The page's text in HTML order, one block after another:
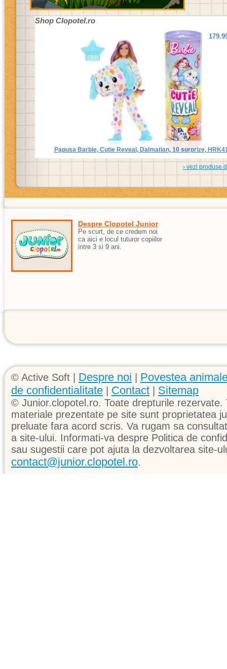
Shop Clopotel.ro
Papusa Barbie, Cutie Reveal, Dalmatian, 10 surprize,
› vezi produse
Despre Clopotel Junior
Pe scurt, de ce credem noi
ca aici e locul tuturor copiilor
intre 3 si 9 ani.
© Active Soft | Despre noi
Povestea
de confidentialitate
Contact Sitemap
© Junior.clopotel.ro. Toate drepturile
materiale prezentate pe site sunt proprietatea
preluate fara acord scris. Va rugam sa
a site-ului. Informati-va despre Politica de
sau sugestii care pot ajuta la dezvoltarea site-
contact@junior.clopotel.ro.